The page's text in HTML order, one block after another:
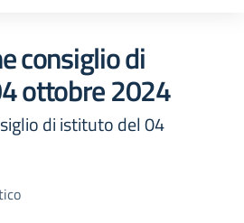
consiglio di
ottobre 2024
di istituto del 04